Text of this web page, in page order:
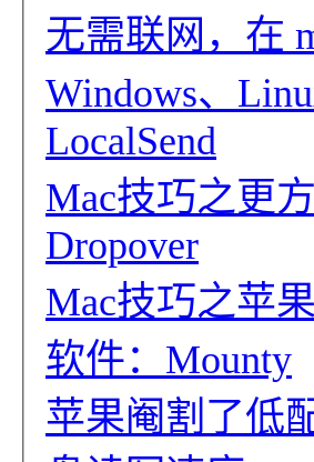
无需联网，在
Windows、
LocalSend
Mac技巧之更
Dropover
Mac技巧之苹
软件：Mounty
苹果阉割了低